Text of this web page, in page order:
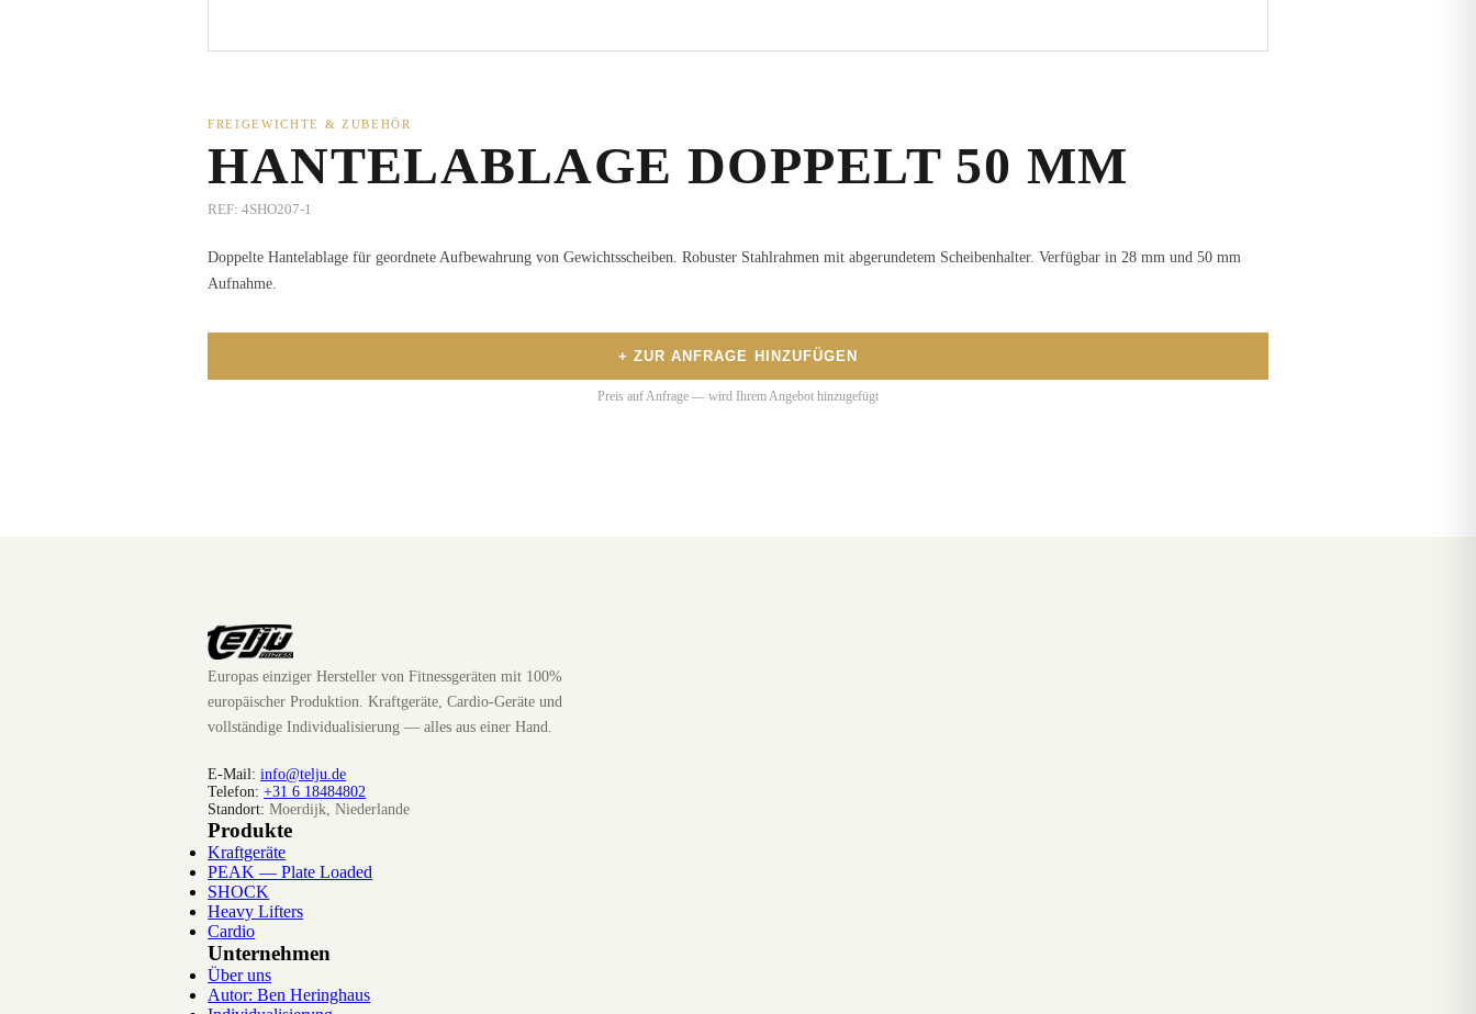
FREIGEWICHTE & ZUBEHÖR
HANTELABLAGE DOPPELT 50 MM
REF:4SHO207-1
Doppelte Hantelablage für geordnete Aufbewahrung von Gewichtsscheiben. Robuster Stahlrahmen mit abgerundetem Scheibenhalter. Verfügbar in 28 mm und 50 mm
Aufnahme.
+ ZUR ANFRAGE HINZUFÜGEN
Preis auf Anfrage — wird Ihrem Angebot hinzugefügt
Europas einziger Hersteller von Fitnessgeräten mit 100%
europäischer Produktion. Kraftgeräte, Cardio-Geräte und
vollständige Individualisierung — alles aus einer Hand.
E-Mail: info@telju.de
Telefon: +31 6 18484802
Standort: Moerdijk, Niederlande
Produkte
Kraftgeräte
PEAK — Plate Loaded
SHOCK
Heavy Lifters
Cardio
Unternehmen
Über uns
Autor: Ben Heringhaus